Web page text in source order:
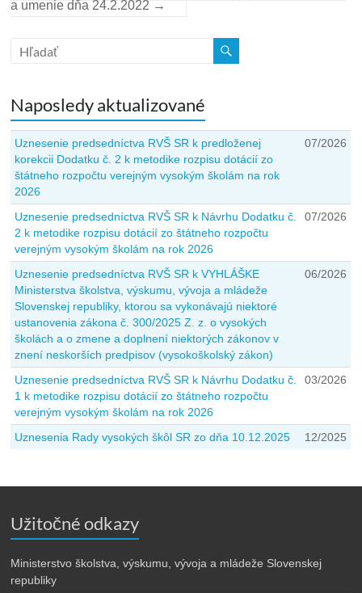
a umenie dňa 24.2.2022 →
Naposledy aktualizované
Uznesenie predsedníctva RVŠ SR k predloženej
korekcii Dodatku č. 2 k metodike rozpisu dotácií zo
štátneho rozpočtu verejným vysokým školám na rok
2026
07/2026
Uznesenie predsedníctva RVŠ SR k Návrhu Dodatku č.
2 k metodike rozpisu dotácií zo štátneho rozpočtu
verejným vysokým školám na rok 2026
07/2026
Uznesenie predsedníctva RVŠ SR k VYHLÁŠKE
Ministerstva školstva, výskumu, vývoja a mládeže
Slovenskej republiky, ktorou sa vykonávajú niektoré
ustanovenia zákona č. 300/2025 Z. z. o vysokých
školách a o zmene a doplnení niektorých zákonov v
znení neskorších predpisov (vysokoškolský zákon)
06/2026
Uznesenie predsedníctva RVŠ SR k Návrhu Dodatku č.
1 k metodike rozpisu dotácií zo štátneho rozpočtu
verejným vysokým školám na rok 2026
03/2026
Uznesenia Rady vysokých škôl SR zo dňa 10.12.2025 12/2025
Užitočné odkazy
Ministerstvo školstva, výskumu, vývoja a mládeže Slovenskej
republiky